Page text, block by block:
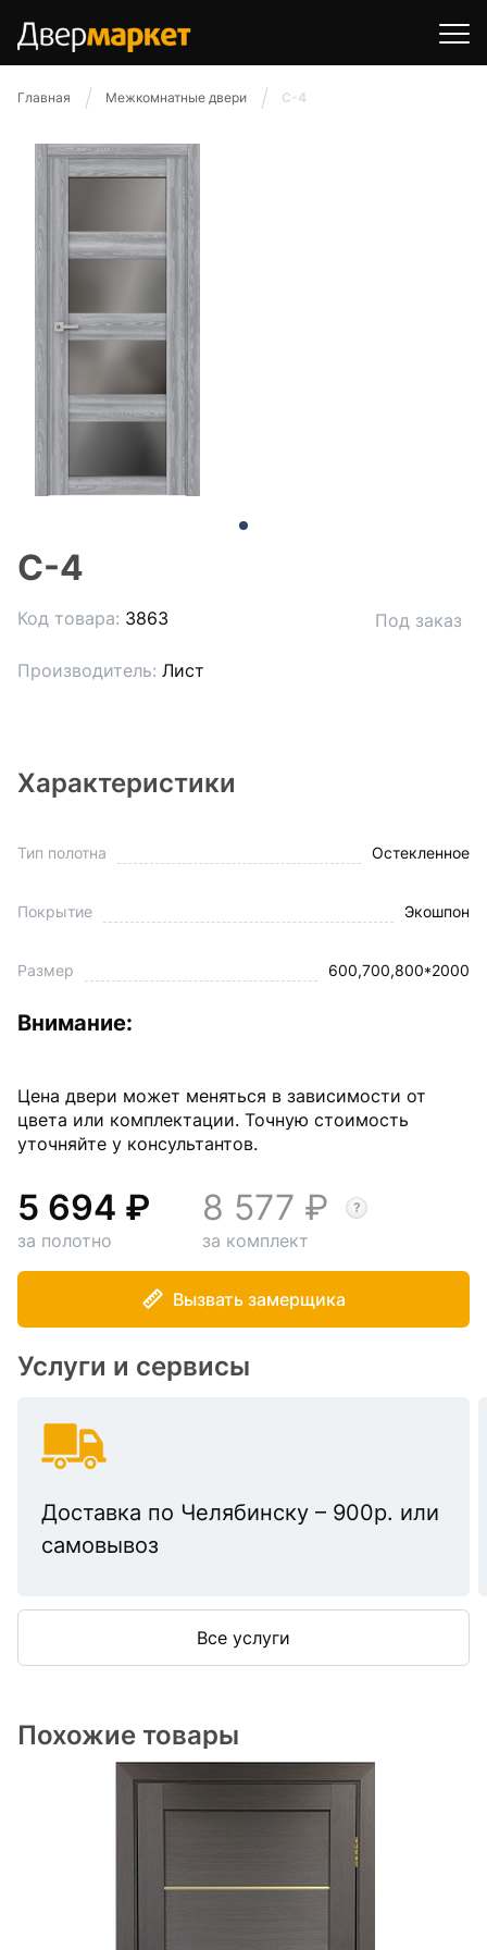
Главная Межкомнатные двери С-4
С-4
Код товара: 3863
Производитель: Лист
Под заказ
Характеристики
Тип полотна Остекленное
Покрытие Экошпон
Размер 600,700,800*2000
Внимание:
Цена двери может меняться в зависимости от
цвета или комплектации. Точную стоимость
уточняйте у консультантов.
5 694
за полотно
8 577
за комплект
Вызвать замерщика
Услуги и сервисы
Доставка по Челябинску – 900р. или
самовывоз
Все услуги
Похожие товары